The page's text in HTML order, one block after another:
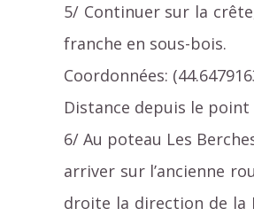
5/ Continuer sur la
franche en sous-bois.
Coordonnées:
Distance depuis le
6/ Au poteau Les
arriver sur l’ancienne
droite la direction de la